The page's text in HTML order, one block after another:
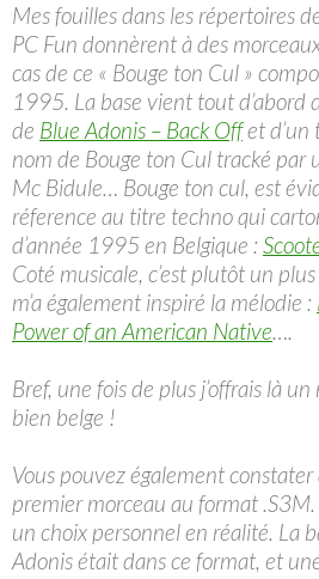
Mes fouilles dans les répertoires
PC Fun donnèrent à des
cas de ce « Bouge ton Cul »
1995. La base vient tout d’abord
de Blue Adonis – Back Offet d’un
nom de Bouge ton Cul tracké par
Mc Bidule… Bouge ton cul, est
réference au titre techno qui
d’année 1995 en Belgique :
Coté musicale, c’est plutôt un
m’a également inspiré la mélodie :
Power of an American Native….
Bref, une fois de plus j’offrais là
bien belge !
Vous pouvez également constater
premier morceau au format .S3M.
un choix personnel en réalité. La
Adonis était dans ce format, et